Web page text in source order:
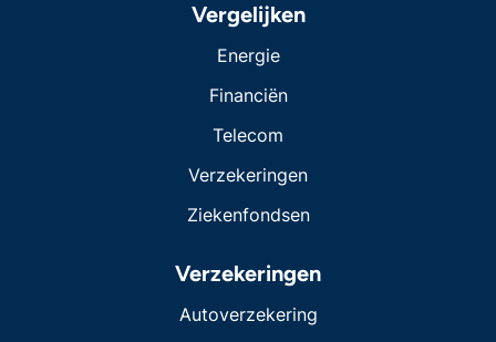
Vergelijken
Energie
Financiën
Telecom
Verzekeringen
Ziekenfondsen
Verzekeringen
Autoverzekering